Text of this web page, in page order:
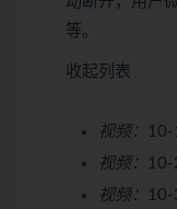
等。
收起列表
视频：
10-
视频：
10-
视频：
10-